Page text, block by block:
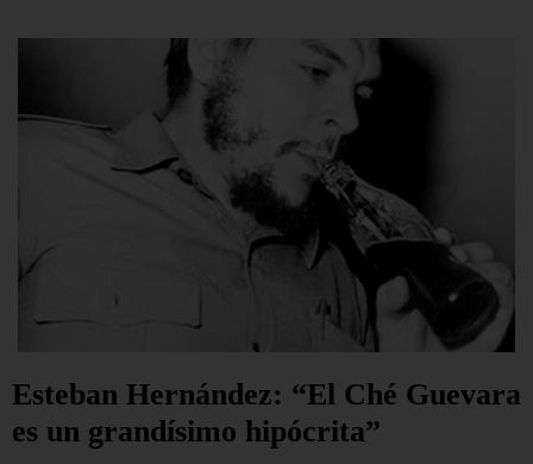
Esteban Hernández: “El Ché Guevara
es un grandísimo hipócrita”